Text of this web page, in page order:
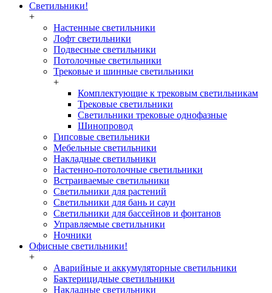
Светильники!
+
Настенные светильники
Лофт светильники
Подвесные светильники
Потолочные светильники
Трековые и шинные светильники
+
Комплектующие к трековым светильникам
Трековые светильники
Светильники трековые однофазные
Шинопровод
Гипсовые светильники
Мебельные светильники
Накладные светильники
Настенно-потолочные светильники
Встраиваемые светильники
Светильники для растений
Светильники для бань и саун
Светильники для бассейнов и фонтанов
Управляемые светильники
Ночники
Офисные светильники!
+
Аварийные и аккумуляторные светильники
Бактерицидные светильники
Накладные светильники